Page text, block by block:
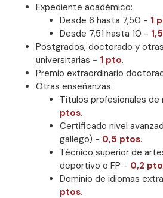
Expediente académico:
Desde 6 hasta 7,50 - 1
Desde 7,51 hasta 10 -
Postgrados, doctorado y
universitarias - 1 pto.
Premio extraordinario
Otras enseñanzas:
Títulos profesionales de
ptos.
Certificado nivel
gallego) - 0,5 ptos.
Técnico superior de
deportivo o FP - 0,2
Dominio de idiomas
ptos.